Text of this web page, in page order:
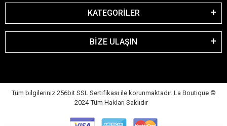
KATEGORİLER
BİZE ULAŞIN
Tüm bilgileriniz 256bit SSL Sertifikası ile korunmaktadır. La Boutique ©
2024 Tüm Hakları Saklıdır